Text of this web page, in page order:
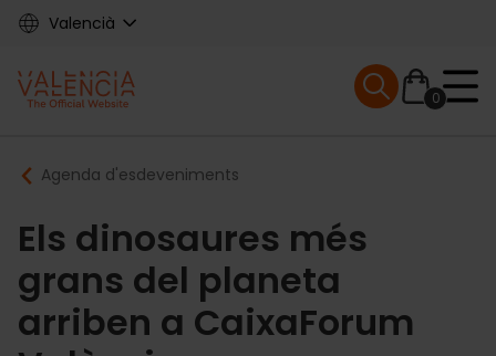
Skip
content
Valencià
Main
navigation
0
Mobile menu
Breadcrumb
Agenda d'esdeveniments
Els dinosaures més
grans del planeta
arriben a CaixaForum